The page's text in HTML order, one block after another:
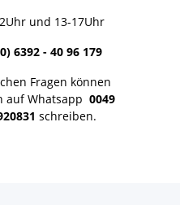
und 13-17Uhr
6392 - 40 96 179
Fragen können
auf Whatsapp 0049
schreiben.